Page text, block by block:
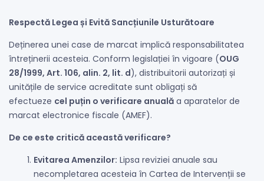
Respectă Legea și Evită Sancțiunile Usturătoare
Deținerea unei case de marcat implică responsabilitatea
întreținerii acesteia. Conform legislației în vigoare (OUG
28/1999, Art. 106, alin. 2, lit. d), distribuitorii autorizați și
unitățile de service acreditate sunt obligați să
efectueze cel puțin o verificare anuală a aparatelor de
marcat electronice fiscale (AMEF).
De ce este critică această verificare?
Evitarea Amenzilor: Lipsa reviziei anuale sau
necompletarea acesteia în Cartea de Intervenții se